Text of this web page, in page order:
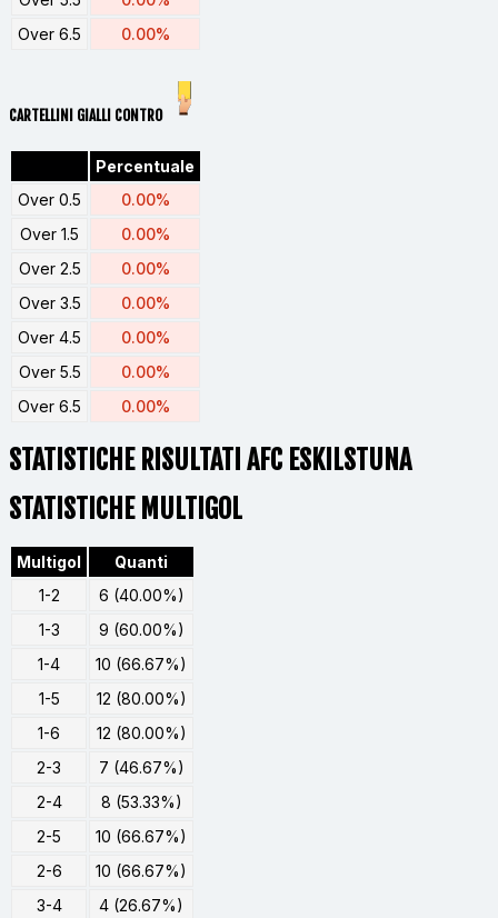
Over 6.5
0.00%
CARTELLINI GIALLI CONTRO
Percentuale
Over 0.5
0.00%
Over 1.5
0.00%
Over 2.5
0.00%
Over 3.5
0.00%
Over 4.5
0.00%
Over 5.5
0.00%
Over 6.5
0.00%
STATISTICHE RISULTATI AFC ESKILSTUNA
STATISTICHE MULTIGOL
Multigol
Quanti
1-2
6 (40.00%)
1-3
9 (60.00%)
1-4
10 (66.67%)
1-5
12 (80.00%)
1-6
12 (80.00%)
2-3
7 (46.67%)
2-4
8 (53.33%)
2-5
10 (66.67%)
2-6
10 (66.67%)
3-4
4 (26.67%)